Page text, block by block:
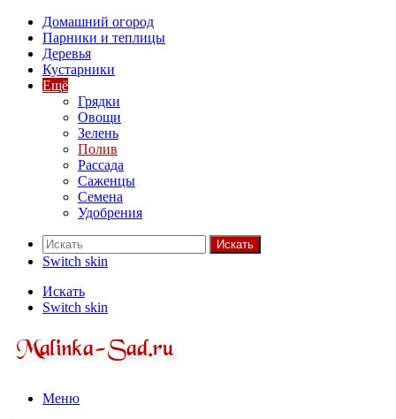
Домашний огород
Парники и теплицы
Деревья
Кустарники
Ещё
Грядки
Овощи
Зелень
Полив
Рассада
Саженцы
Семена
Удобрения
Искать
Switch skin
Искать
Switch skin
Меню